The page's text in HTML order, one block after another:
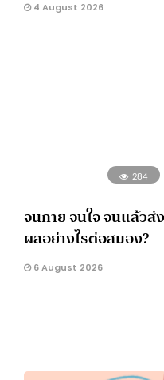
4 August 2026
284
จนกาย จนใจ จนแล้วส่ง
ผลอย่างไรต่อสมอง?
6 August 2026